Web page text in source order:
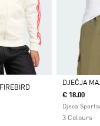
Da
DJEČJA
€ 18.00
Djeca
3 Colours